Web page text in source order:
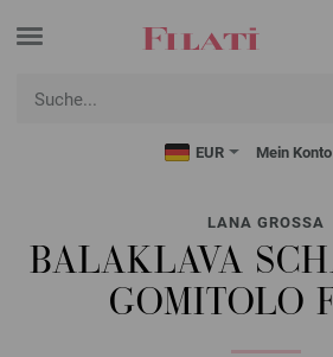
EUR Mein Konto
LANA GROSSA
BALAKLAVA
GOMITOLO